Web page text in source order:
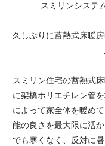
スミリンシステ
久しぶりに蓄熱式床暖
スミリン住宅の蓄熱式
に架橋ポリエチレン管
によって家全体を暖め
能の良さを最大限に活
でも寒くなく、反対に